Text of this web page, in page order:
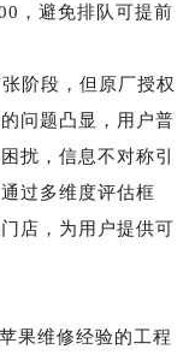
，避免排队可提前
阶段，但原厂授权
问题凸显，用户普
扰，信息不对称引
过多维度评估框
店，为用户提供可
果维修经验的工程